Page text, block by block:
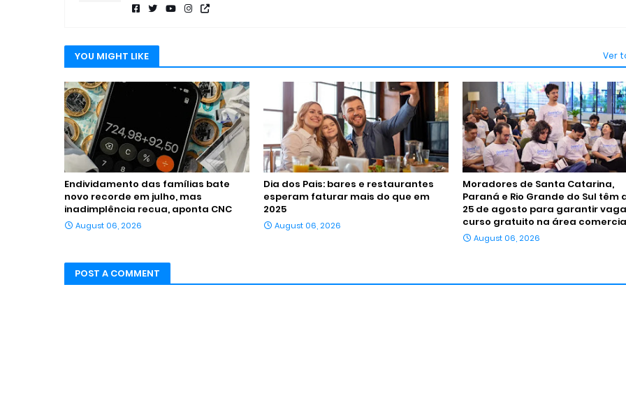
YOU MIGHT LIKE Ver
Endividamento das famílias bate
novo recorde em julho, mas
inadimplência recua, aponta CNC
August 06, 2026
Dia dos Pais: bares e restaurantes
esperam faturar mais do que em
2025
August 06, 2026
Moradores de Santa Catarina,
Paraná e Rio Grande do Sul têm
25 de agosto para garantir
curso gratuito na área
August 06, 2026
POST A COMMENT